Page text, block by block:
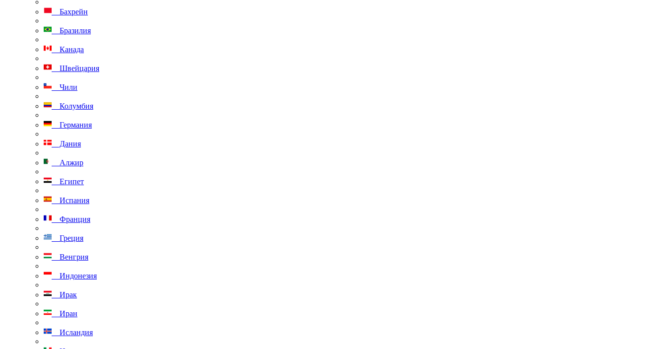
Бахрейн
Бразилия
Канада
Швейцария
Чили
Колумбия
Германия
Дания
Алжир
Египет
Испания
Франция
Греция
Венгрия
Индонезия
Ирак
Иран
Исландия